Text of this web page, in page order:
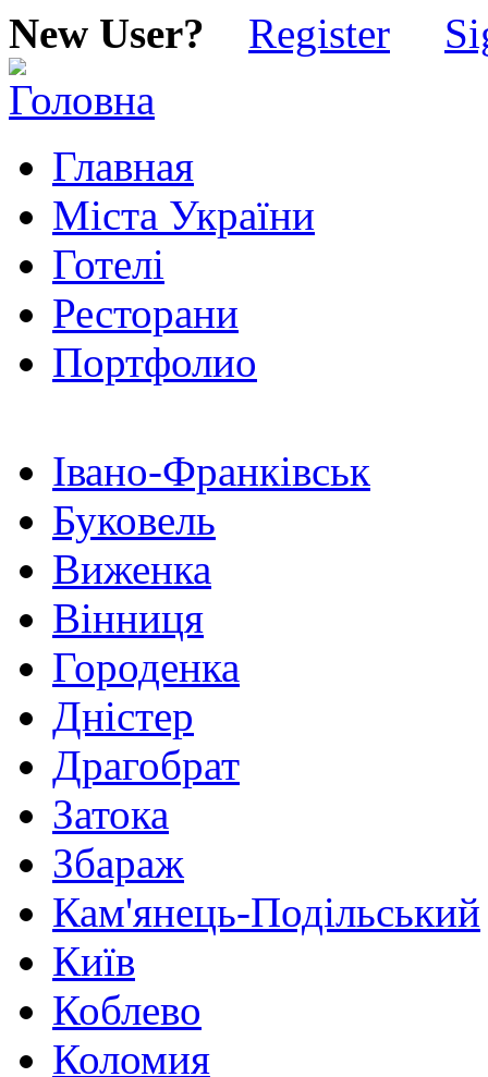
New User? Register
Главная
Міста України
Готелі
Ресторани
Портфолио
Івано-Франківськ
Буковель
Виженка
Вінниця
Городенка
Дністер
Драгобрат
Затока
Збараж
Кам'янець-Подільський
Київ
Коблево
Коломия